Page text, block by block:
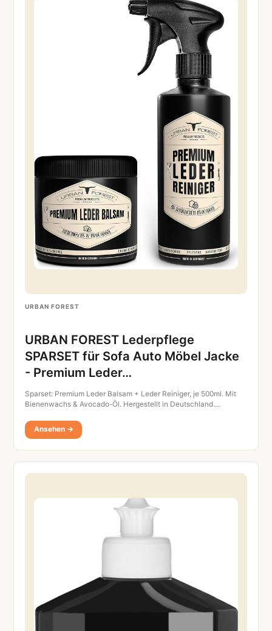
URBAN FOREST
URBAN FOREST Lederpflege
SPARSET für Sofa Auto Möbel Jacke
- Premium Leder…
Sparset: Premium Leder Balsam + Leder Reiniger, je 500ml. Mit
Bienenwachs & Avocado-Öl. Hergestellt in Deutschland.…
Ansehen →